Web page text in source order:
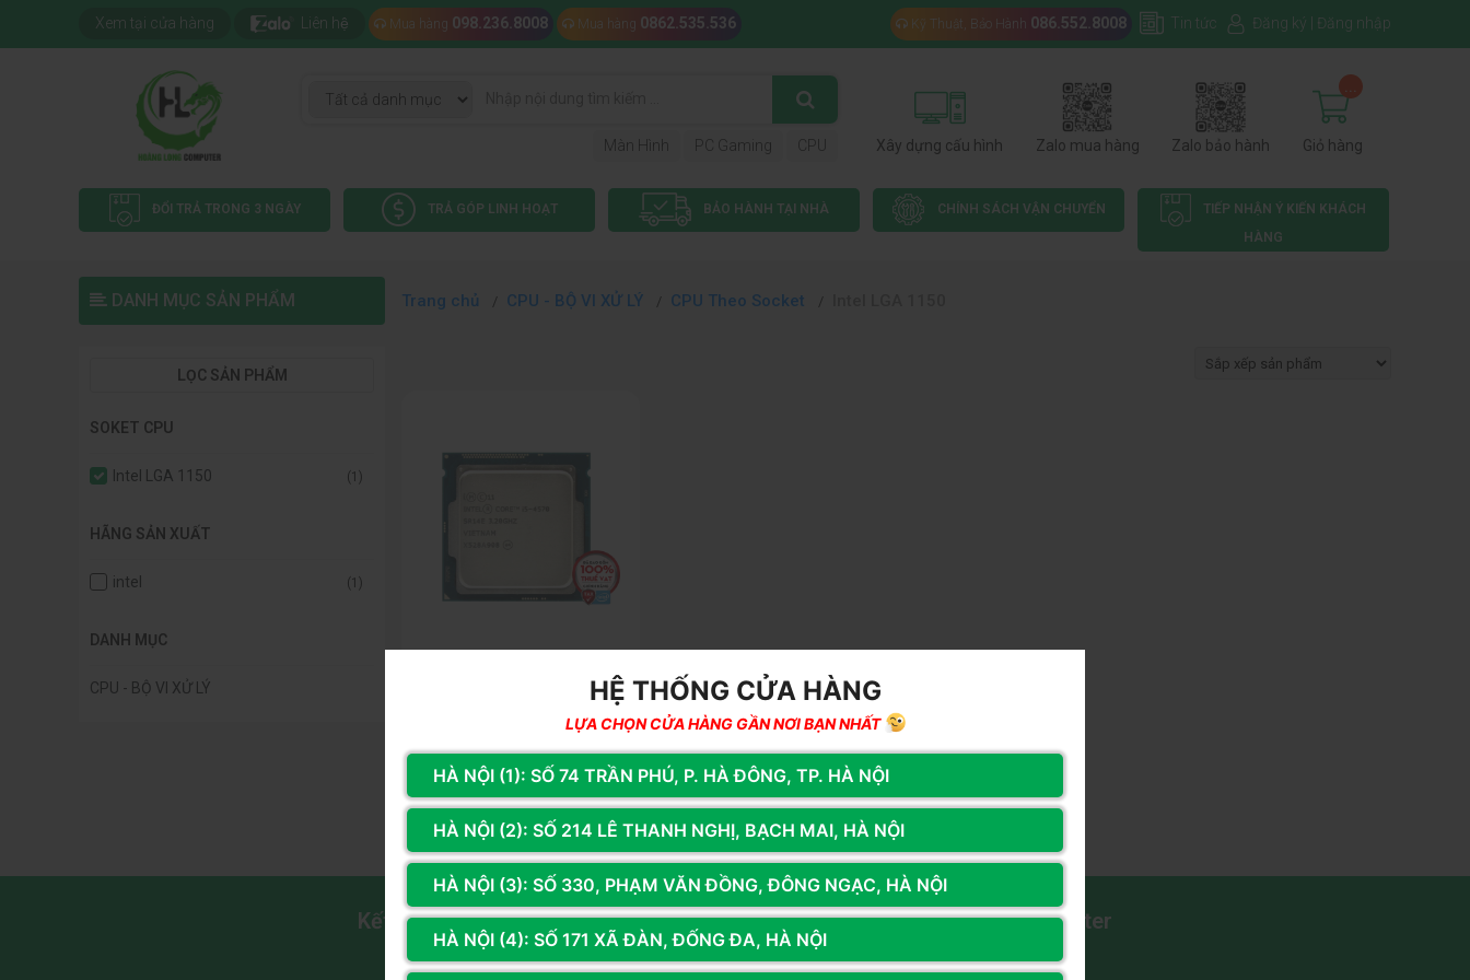
Xem tại cửa hàng Liên hệ Mua hàng 098.236.8008 Mua hàng 0862.535.536 Kỹ Thuật, Bảo Hành 086.552.8008 Tin tức Đăng ký Đăng nhập
Màn Hình PC Gaming CPU Xây dựng cấu hình Zalo mua hàng Zalo bảo hành Giỏ hàng
ĐỔI TRẢ TRONG 3 NGÀY TRẢ GÓP LINH HOẠT BẢO HÀNH TẠI NHÀ CHÍNH SÁCH VẬN CHUYỂN
TIẾP NHẬN Ý KIẾN KHÁCH
HÀNG
DANH MỤC SẢN PHẨM Trang chủ CPU - BỘ VI XỬ LÝ CPU Theo Socket
LỌC SẢN PHẨM
SOKET CPU
Intel LGA 1150 (1)
HÃNG SẢN XUẤT
intel (1)
DANH MỤC
CPU - BỘ VI XỬ LÝ
Cpu Intel Core I5 4570 3.2Ghz
Turbo Boost 3.6 GHZ, socket
620.000đ
1.650.000đ (Tiết kiệm: 62%)
Còn hàng Thêm vào giỏ
Kết nối với chúng tôi để nhận thông tin khuyến mãi từ Hoàng Long Computer
Đăng ký
HỆ THỐNG CỬA HÀNG
LỰA CHỌN CỬA HÀNG GẦN NƠI BẠN NHẤT
HÀ NỘI (1): SỐ 74 TRẦN PHÚ, P. HÀ ĐÔNG, TP. HÀ NỘI
HÀ NỘI (2): SỐ 214 LÊ THANH NGHỊ, BẠCH MAI, HÀ NỘI
HÀ NỘI (3): SỐ 330, PHẠM VĂN ĐỒNG, ĐÔNG NGẠC, HÀ NỘI
HÀ NỘI (4): SỐ 171 XÃ ĐÀN, ĐỐNG ĐA, HÀ NỘI